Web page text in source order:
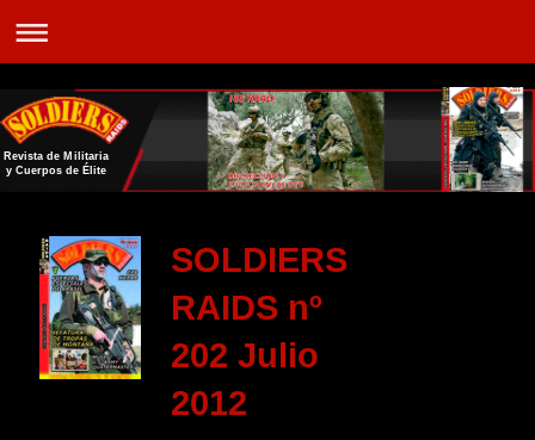
Revista de Militaria
y Cuerpos de Élite
SOLDIERS
RAIDS nº
202 Julio
2012